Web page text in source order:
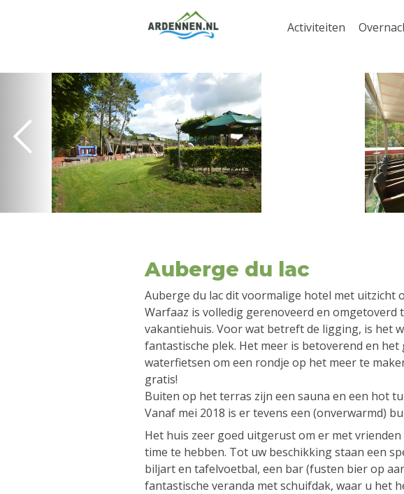
Activiteiten
Auberge du lac
Auberge du lac dit voormalige hotel met uitzicht
Warfaaz is volledig gerenoveerd en omgetoverd
vakantiehuis. Voor wat betreft de ligging, is het
fantastische plek. Het meer is betoverend en het
waterfietsen om een rondje op het meer te
gratis!
Buiten op het terras zijn een sauna en een hot
Vanaf mei 2018 is er tevens een (onverwarmd)
Het huis zeer goed uitgerust om er met
time te hebben. Tot uw beschikking staan een
biljart en tafelvoetbal, een bar (fusten bier op
fantastische veranda met schuifdak, waar u het